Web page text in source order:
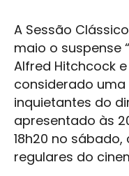
A Sessão
maio o suspense
Alfred Hitchcock
considerado
inquietantes do
apresentado às
18h20 no
regulares do